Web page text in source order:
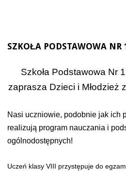
SZKOŁA PODSTAWOWA NR
Szkoła Podstawowa Nr
zaprasza Dzieci i Młodzież
Nasi uczniowie, podobnie jak ich
realizują program nauczania i
ogólnodostępnych!
Uczeń klasy VIII przystępuje do